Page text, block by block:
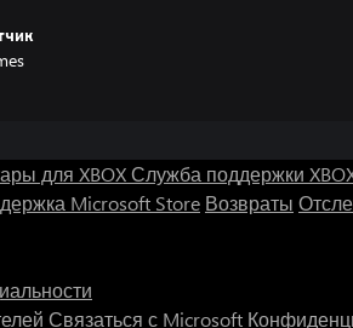
Здесь можно проходить испытания,
заклинания в свой личный
для XBOXСлужба поддержки
Microsoft Store Возвраты
Связаться с Microsoft